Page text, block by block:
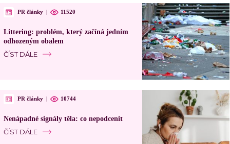
PR články | 11520
Littering: problém, který začíná jedním
odhozeným obalem
ČÍST DÁLE
PR články | 10744
Nenápadné signály těla: co nepodcenit
ČÍST DÁLE